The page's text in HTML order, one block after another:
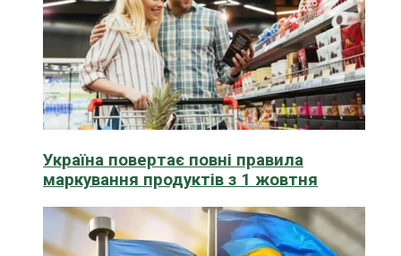
Україна повертає повні правила
маркування продуктів з 1 жовтня